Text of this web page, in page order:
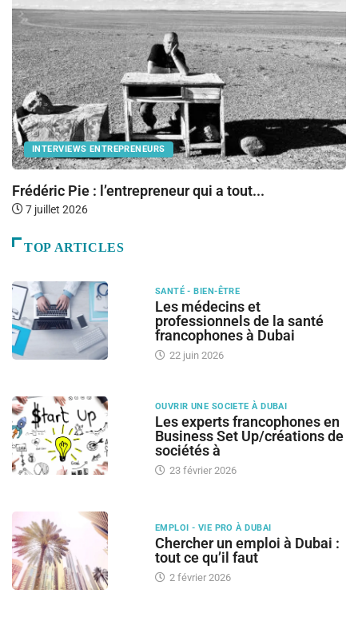
INTERVIEWS ENTREPRENEURS
Frédéric Pie : l’entrepreneur qui a tout...
7 juillet 2026
TOP ARTICLES
SANTÉ - BIEN-ÊTRE
Les médecins et
professionnels de la santé
francophones à Dubai
22 juin 2026
OUVRIR UNE SOCIETE À DUBAI
Les experts francophones en
Business Set Up/créations de
sociétés à
23 février 2026
EMPLOI - VIE PRO À DUBAI
Chercher un emploi à Dubai :
tout ce qu’il faut
2 février 2026